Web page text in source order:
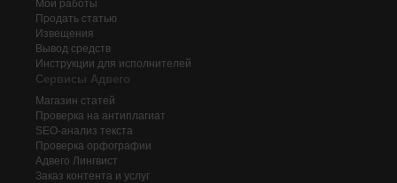
Мои работы
Продать статью
Извещения
Вывод средств
Инструкции для исполнителей
Сервисы Адвего
Магазин статей
Проверка на антиплагиат
SEO-анализ текста
Проверка орфографии
Адвего Лингвист
Заказ контента и услуг